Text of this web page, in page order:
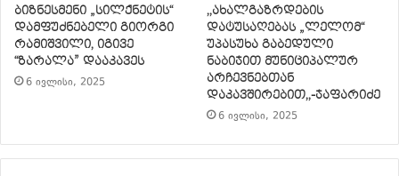
ბიზნესმენი „სილქნეტის“
დამფუძნებელი გიორგი
რამიშვილი, იგივე
“ზარალა” დააკავეს
6 ივლისი, 2025
,,ახალგაზრდების
დატუსაღებას „ლელომ“
უპასუხა გაბედული
ნაბიჯით მუნიციპალურ
არჩევნებთან
დაკავშირებით,,-ჯაფარიძე
6 ივლისი, 2025